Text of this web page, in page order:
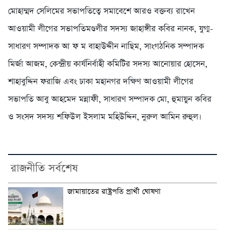
মোহাম্মদ সেলিমের সভাপতিত্বে সমাবেশে আরও বক্তব্য রাখেন
আওয়ামী লীগের সভাপতিমণ্ডলীর সদস্য জাহাঙ্গীর কবির নানক, যুগ্ম-
সাধারণ সম্পাদক আ ফ ম বাহাউদ্দীন নাছিম, সাংগঠনিক সম্পাদক
মির্জা আজম, কেন্দ্রীয় কার্যনির্বাহী কমিটির সদস্য আনোয়ার হোসেন,
শাহাবুদ্দিন ফরাজি এবং ঢাকা মহানগর দক্ষিণ আওয়ামী লীগের
সভাপতি আবু আহমেদ মন্নাফী, সাধারণ সম্পাদক মো, হুমায়ুন কবির
ও সংসদ সদস্য শফিউল ইসলাম মহিউদ্দিন, নুরুল আমিন রুহুল।
রাজনীতি সর্বশেষ
জামায়াতের রাষ্ট্রপতি প্রার্থী ঘোষণা